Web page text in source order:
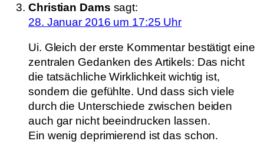
Christian Dams sagt:
28. Januar 2016 um 17:25 Uhr
Ui. Gleich der erste Kommentar bestätigt eine
zentralen Gedanken des Artikels: Das nicht
die tatsächliche Wirklichkeit wichtig ist,
sondern die gefühlte. Und dass sich viele
durch die Unterschiede zwischen beiden
auch gar nicht beeindrucken lassen.
Ein wenig deprimierend ist das schon.